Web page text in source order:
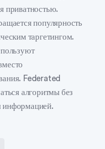
приватностью.
популярность
таргетингом.
Federated
алгоритмы без
информацией.